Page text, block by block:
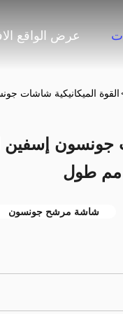
عرض الواقع
القوة الميكانيكية شاشات
جونسون
شاشة مرشح جونسون